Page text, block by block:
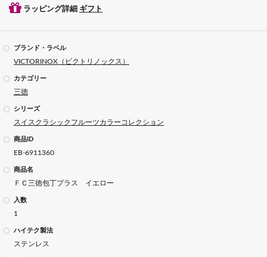
ラッピング詳細 ギフト
ブランド・ラベル
VICTORINOX（ビクトリノックス）
カテゴリー
三徳
シリーズ
スイスクラシックフルーツカラーコレクション
商品ID
EB-6911360
商品名
ＦＣ三徳包丁プラス イエロー
入数
1
ハイテク製法
ステンレス